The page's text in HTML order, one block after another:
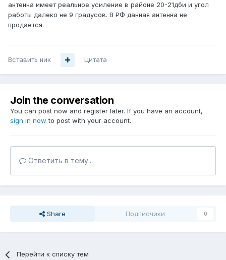
антенна имеет реальное усиление в районе 20-21дби и угол
работы далеко не 9 градусов. В РФ данная антенна не
продается.
Вставить ник Цитата
Join the conversation
You can post now and register later. If you have an account,
sign in now to post with your account.
Ответить в тему...
Share Подписчики 0
Перейти к списку тем